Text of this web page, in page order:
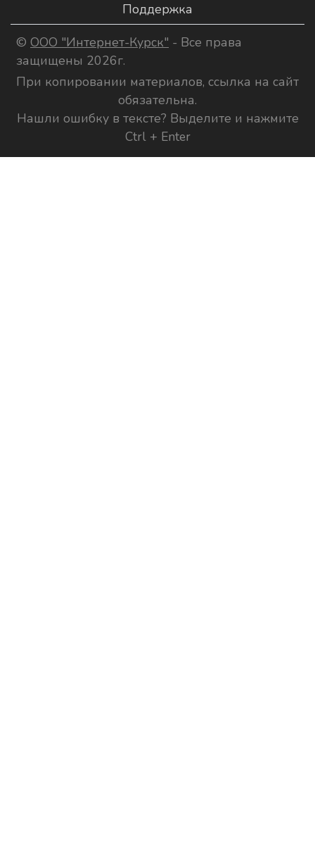
Поддержка
© ООО "Интернет-Курск" - Все права
защищены 2026г.
При копировании материалов, ссылка на сайт
обязательна.
Нашли ошибку в тексте? Выделите и нажмите
Ctrl + Enter